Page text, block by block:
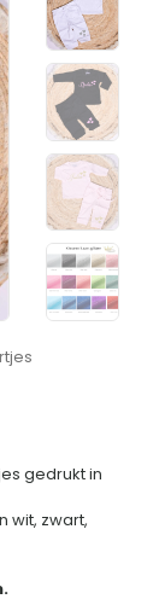
gedrukt in
wit, zwart,